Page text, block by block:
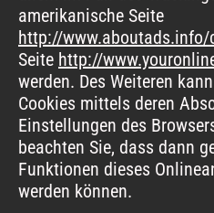
amerikanische Seite
http://
Seite http://
werden. Des Weiteren
Cookies mittels deren
Einstellungen des
beachten Sie, dass dann
Funktionen dieses
werden können.